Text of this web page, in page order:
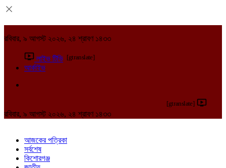
রবিবার, ৯ আগস্ট ২০২৬, ২৪ শ্রাবণ ১৪৩৩
লাইভ টিভি [gtranslate]
আর্কাইভ
[gtranslate]
রবিবার, ৯ আগস্ট ২০২৬, ২৪ শ্রাবণ ১৪৩৩
আজকের পত্রিকা
সর্বশেষ
কিশোরগঞ্জ